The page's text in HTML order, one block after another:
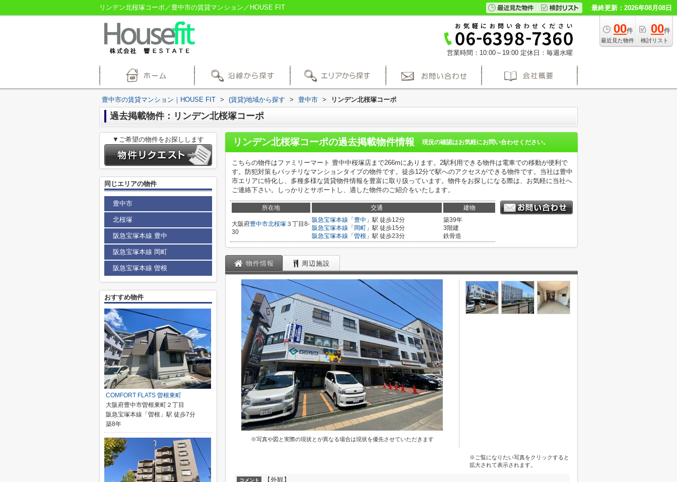
リンデン北桜塚コーポ／豊中市の賃貸マンション／HOUSE FIT 最終更新：2026年08月08日
00件
最近見た物件
00件
検討リスト
営業時間：10:00～19:00 定休日：毎週水曜
豊中市の賃貸マンション｜HOUSE FIT > (賃貸)地域から探す > 豊中市 > リンデン北桜塚コーポ
過去掲載物件：リンデン北桜塚コーポ
リンデン北桜塚コーポの過去掲載物件情報 現況の確認はお気軽にお問い合わせください。
こちらの物件はファミリーマート 豊中中桜塚店まで266mにあります。2駅利用できる物件は電車での移動が便利で
す。防犯対策もバッチリなマンションタイプの物件です。徒歩12分で駅へのアクセスができる物件です。当社は豊中
市エリアに特化し、多種多様な賃貸物件情報を豊富に取り扱っています。物件をお探しになる際は、お気軽に当社へ
ご連絡下さい。しっかりとサポートし、適した物件のご紹介をいたします。
所在地 交通 建物
大阪府豊中市北桜塚 ３丁目8-
30
阪急宝塚本線 「 豊中 」駅 徒歩12分
阪急宝塚本線 「 岡町 」駅 徒歩15分
阪急宝塚本線 「 曽根 」駅 徒歩23分
築39年
3階建
鉄骨造
物件情報 周辺施設
※写真や図と実際の現状とが異なる場合は現状を優先させていただきます
※ご覧になりたい写真をクリックすると
拡大されて表示されます。
コメント 【外観】
▼ご希望の物件をお探しします
同じエリアの物件
豊中市
北桜塚
阪急宝塚本線 豊中
阪急宝塚本線 岡町
阪急宝塚本線 曽根
おすすめ物件
COMFORT FLATS 曽根東町
大阪府豊中市曽根東町２丁目
阪急宝塚本線「曽根」駅 徒歩7分
築8年